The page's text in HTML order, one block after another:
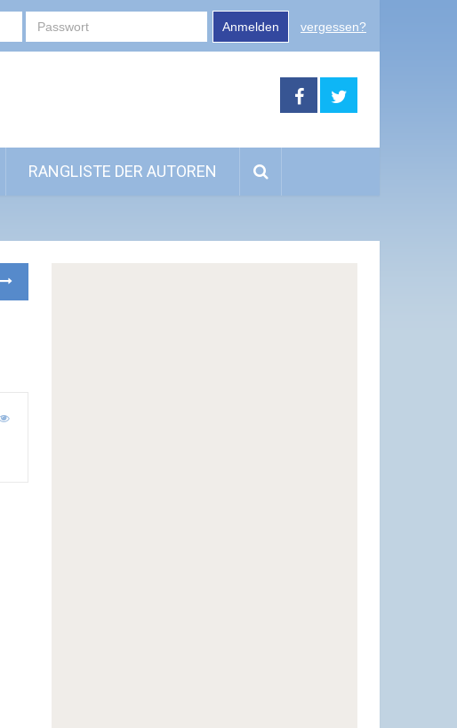
Anmelden vergessen?
RANGLISTE DER AUTOREN